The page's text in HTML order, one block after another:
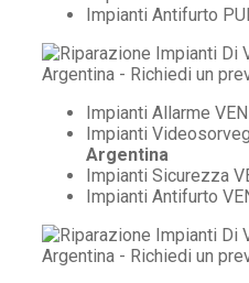
Impianti Antifurto
Impianti Allarme
Impianti
Argentina
Impianti Sicurezza
Impianti Antifurto